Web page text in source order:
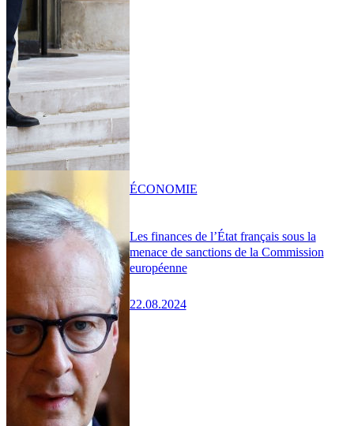
Les finances de l’État français sous la
menace de sanctions de la Commission
européenne
22.08.2024
ÉCONOMIE